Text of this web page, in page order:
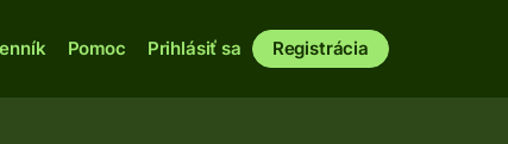
Pomoc Prihlásiť sa Registrácia